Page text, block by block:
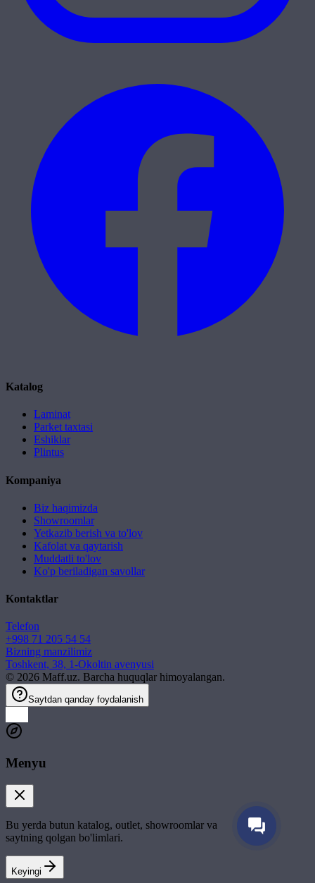
Katalog
Laminat
Parket taxtasi
Eshiklar
Plintus
Kompaniya
Biz haqimizda
Showroomlar
Yetkazib berish va to'lov
Kafolat va qaytarish
Muddatli to'lov
Ko'p beriladigan savollar
Kontaktlar
Telefon
+998 71 205 54 54
Bizning manzilimiz
Toshkent, 38, 1-Okoltin avenyusi
© 2026 Maff.uz. Barcha huquqlar himoyalangan.
Saytdan qanday foydalanish
Menyu
Bu yerda butun katalog, outlet, showroomlar va
saytning qolgan bo'limlari.
Keyingi